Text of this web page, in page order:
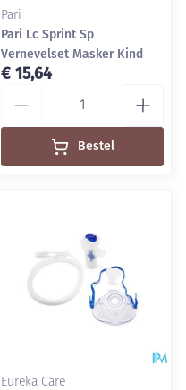
Pari
Pari Lc Sprint Sp
Vernevelset Masker Kind
€ 15,64
Bestel
Eureka Care